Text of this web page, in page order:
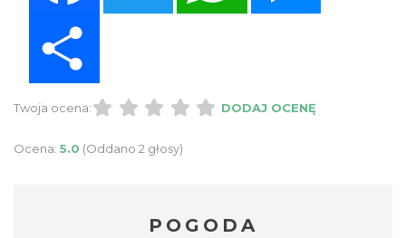
Twoja ocena: DODAJ OCENĘ
Ocena: 5.0 (Oddano 2 głosy)
POGODA